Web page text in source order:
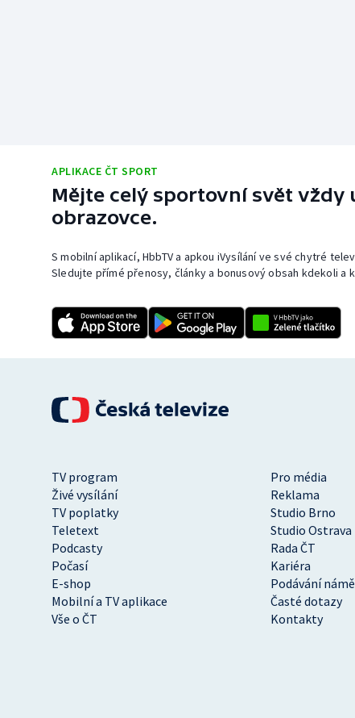
APLIKACE ČT SPORT
Mějte celý sportovní svět vždy
obrazovce.
S mobilní aplikací, HbbTV a apkou iVysílání ve své chytré
Sledujte přímé přenosy, články a bonusový obsah kdekoli a
TV program
Pro média
Živé vysílání
Reklama
TV poplatky
Studio Brno
Teletext
Studio Ostrava
Podcasty
Rada ČT
Počasí
Kariéra
E-shop
Podávání
Mobilní a TV aplikace
Časté dotazy
Vše o ČT
Kontakty